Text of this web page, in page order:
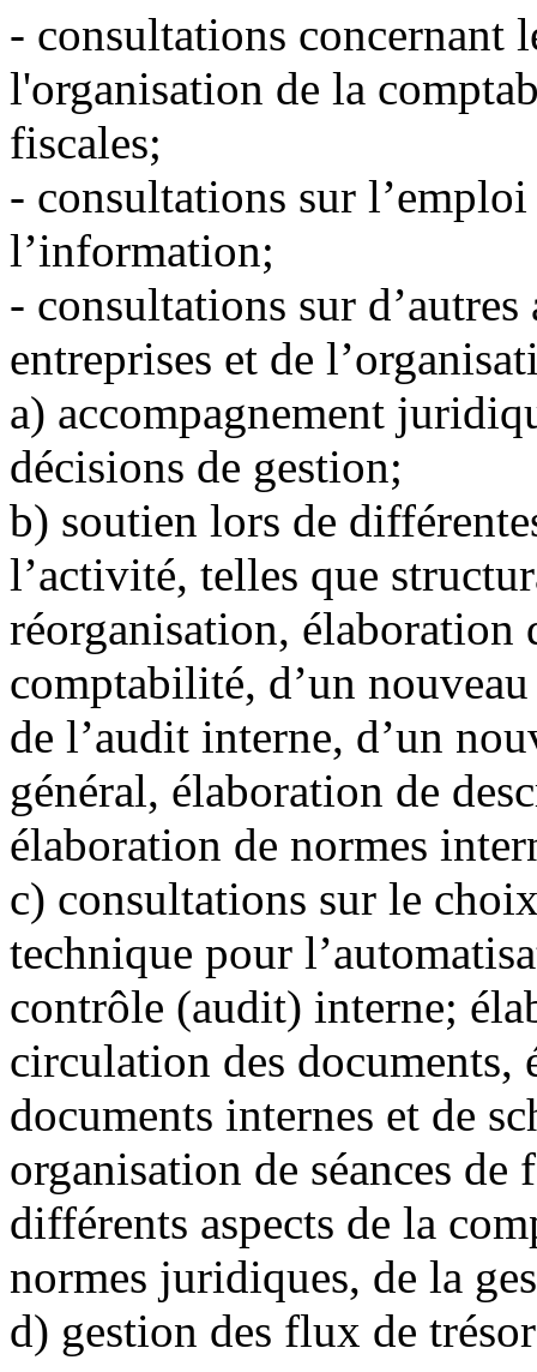
- consultations concernant
l'organisation de la
fiscales;
- consultations sur
l’information;
- consultations sur
entreprises et de
a) accompagnement
décisions de gestion;
b) soutien lors de
l’activité, telles que
réorganisation, élaboration
comptabilité, d’un
de l’audit interne, d’un
général, élaboration de
élaboration de normes
c) consultations sur le
technique pour
contrôle (audit) interne;
circulation des documents,
documents internes et de
organisation de séances
différents aspects de la
normes juridiques, de la
d) gestion des flux de